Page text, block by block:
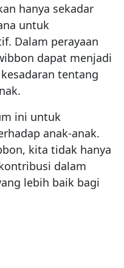
hanya sekadar
untuk
Dalam perayaan
dapat menjadi
tentang
ini untuk
anak-anak.
kita tidak hanya
dalam
lebih baik bagi